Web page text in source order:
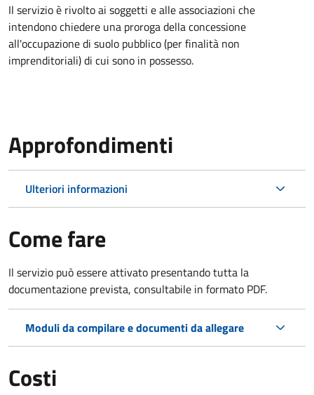
Il servizio è rivolto ai soggetti e alle associazioni che
intendono chiedere una proroga della concessione
all'occupazione di suolo pubblico (per finalità non
imprenditoriali) di cui sono in possesso.
Approfondimenti
Ulteriori informazioni
Come fare
Il servizio può essere attivato presentando tutta la
documentazione prevista, consultabile in formato PDF.
Moduli da compilare e documenti da allegare
Costi